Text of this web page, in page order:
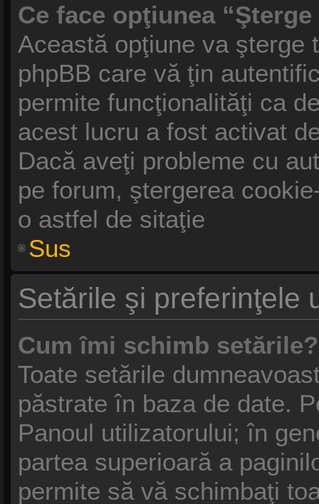
Ce face opţiunea
Această opţiune va şterge
phpBB care vă ţin
permite funcţionalităţi ca
acest lucru a fost activat
Dacă aveţi probleme cu
pe forum, ştergerea
o astfel de sitaţie
Sus
Setările şi preferinţele
Cum îmi schimb setările?
Toate setările
păstrate în baza de date.
Panoul utilizatorului; în
partea superioară a
permite să vă schimbaţi